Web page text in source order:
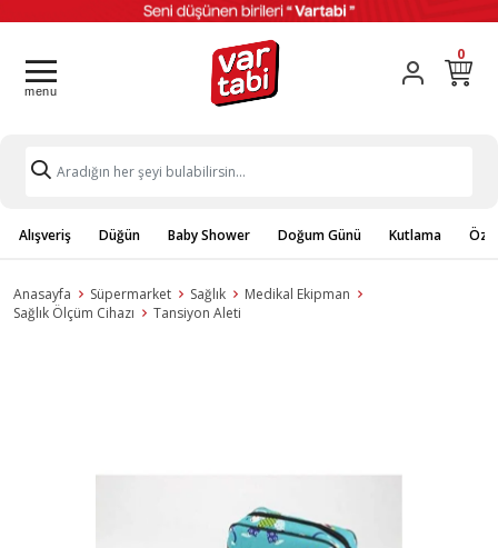
0
Alışveriş Düğün Baby Shower Doğum Günü Kutlama
Anasayfa Süpermarket Sağlık
Medikal Ekipman
Sağlık Ölçüm Cihazı
Tansiyon Aleti